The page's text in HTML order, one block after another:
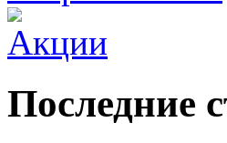
Последние